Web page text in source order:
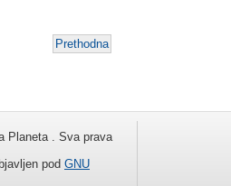
Prethodna
Planeta . Sva prava
pod GNU